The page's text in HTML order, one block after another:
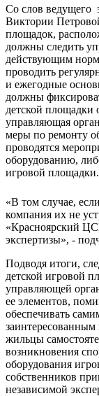
Со слов
Виктории
площадок,
должны следить
действующим
проводить
и ежегодные
должны
детской площадки
управляющая
меры по ремонту
проводятся
оборудованию,
игровой площадки.
«В том случае,
компания их не
«Красноярский
экспертизы», -
Подводя итоги,
детской игровой
управляющей
ее элементов,
обеспечивать
жильцы
возникновения
оборудования
собственников
независимой